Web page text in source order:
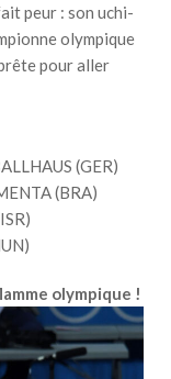
peur : son uchi-
olympique
pour aller
(GER)
(BRA)
olympique !